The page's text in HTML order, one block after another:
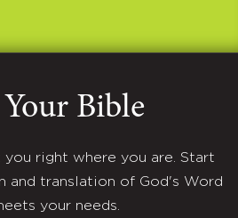
Bible
right where you are. Start
and translation of God's Word
your needs.